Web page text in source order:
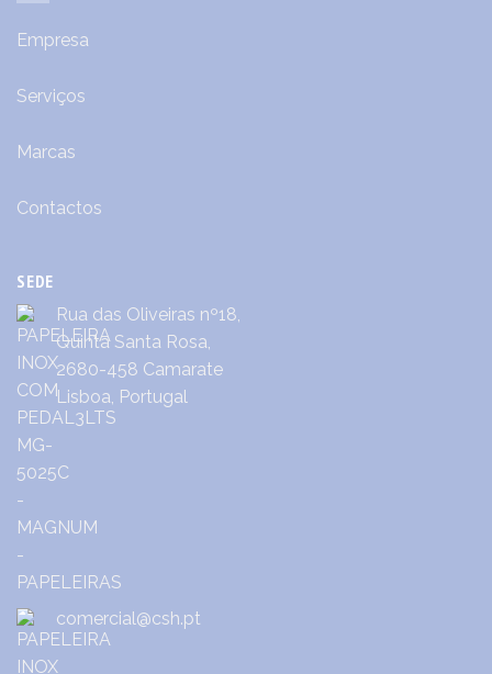
Empresa
Serviços
Marcas
Contactos
SEDE
Rua das Oliveiras nº18,
Quinta Santa Rosa,
2680-458 Camarate
Lisboa, Portugal
comercial@csh.pt